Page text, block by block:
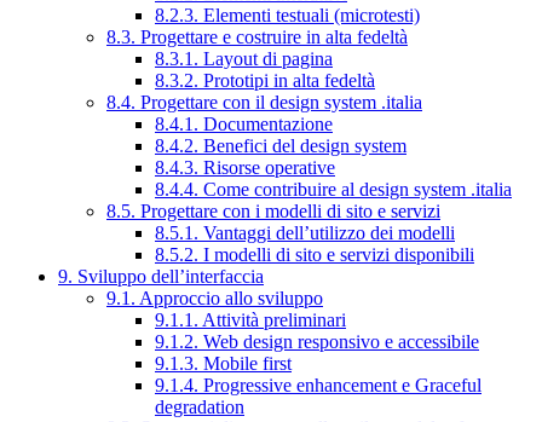
8.2.3. Elementi testuali (microtesti)
8.3. Progettare e costruire in alta fedeltà
8.3.1. Layout di pagina
8.3.2. Prototipi in alta fedeltà
8.4. Progettare con il design system .italia
8.4.1. Documentazione
8.4.2. Benefici del design system
8.4.3. Risorse operative
8.4.4. Come contribuire al design system .italia
8.5. Progettare con i modelli di sito e servizi
8.5.1. Vantaggi dell’utilizzo dei modelli
8.5.2. I modelli di sito e servizi disponibili
9. Sviluppo dell’interfaccia
9.1. Approccio allo sviluppo
9.1.1. Attività preliminari
9.1.2. Web design responsivo e accessibile
9.1.3. Mobile first
9.1.4. Progressive enhancement e Graceful
degradation